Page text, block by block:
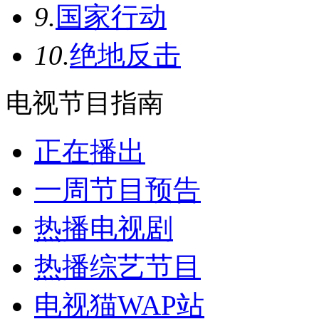
9.国家行动
10.绝地反击
电视节目指南
正在播出
一周节目预告
热播电视剧
热播综艺节目
电视猫WAP站